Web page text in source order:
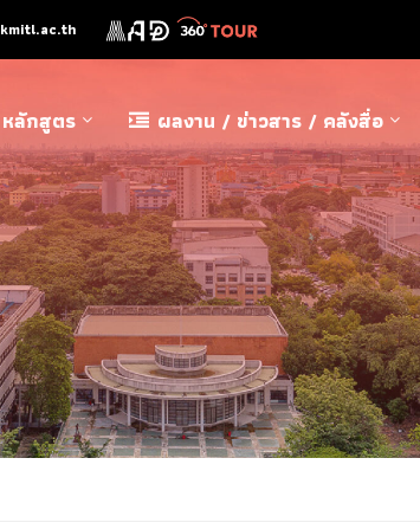
หลักสูตร ผลงาน / ข่าวสาร / คลังสื่อ